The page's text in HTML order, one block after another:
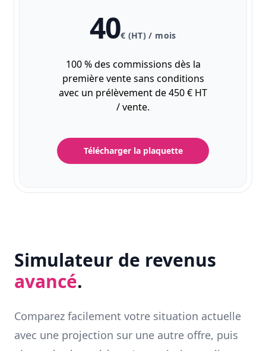
40€ (HT) / mois
100 % des commissions dès la
première vente sans conditions
avec un prélèvement de 450 € HT
/ vente.
Télécharger la plaquette
Simulateur de revenus
avancé.
Comparez facilement votre situation actuelle
avec une projection sur une autre offre, puis